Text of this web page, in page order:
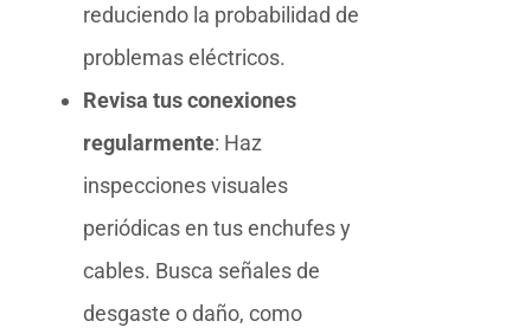
reduciendo la probabilidad de
problemas eléctricos.
Revisa tus conexiones
regularmente: Haz
inspecciones visuales
periódicas en tus enchufes y
cables. Busca señales de
desgaste o daño, como